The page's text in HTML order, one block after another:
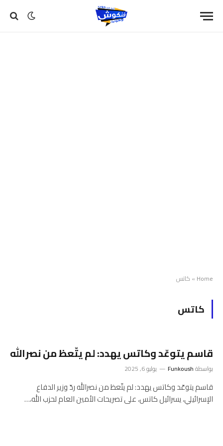
Home
» كاتس
كاتس
قاسم يتوعّد وكاتس يهدد: لم يتّعظ من نصرالله
بواسطةFunkoush يوليو 6, 2025
قاسم يتوعّد وكاتس يهدد: لم يتّعظ من نصرالله ردّ وزير الدفاع
الإسرائيلي، يسرائيل كاتس، على تصريحات الأمين العام لحزب الله،…